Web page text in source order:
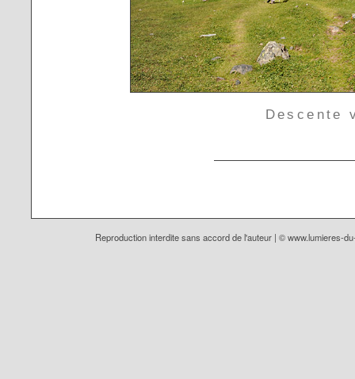
Descente
Reproduction interdite sans accord de l'auteur | ©www.lumieres-